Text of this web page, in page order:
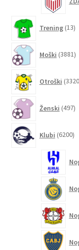
Trening 13
Moški 3881
Otroški 3320
Ženski 497
Klubi 6200